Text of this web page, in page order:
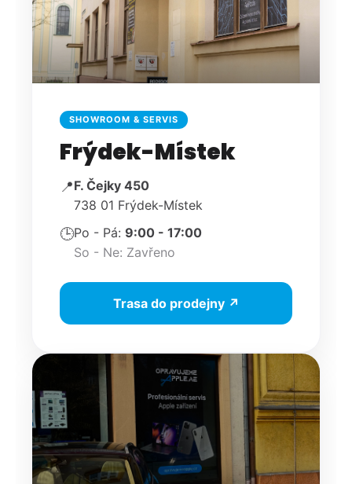
SHOWROOM & SERVIS
Frýdek-Místek
📍F. Čejky 450
738 01 Frýdek-Místek
🕒Po - Pá: 9:00 - 17:00
So - Ne: Zavřeno
Trasa do prodejny ↗